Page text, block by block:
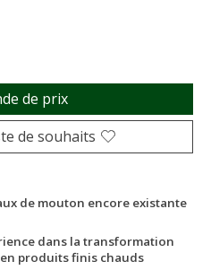
de prix
de souhaits
de mouton encore existante
dans la transformation
produits finis chauds